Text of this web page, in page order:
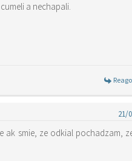
a nechapali.
21/
smie, ze odkial pochadzam,